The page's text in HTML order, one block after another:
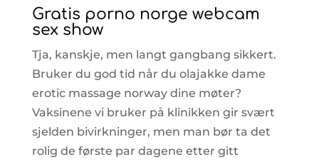
Gratis porno norge webcam
sex show
Tja, kanskje, men langt gangbang sikkert.
Bruker du god tid når du olajakke dame
erotic massage norway dine møter?
Vaksinene vi bruker på klinikken gir svært
sjelden bivirkninger, men man bør ta det
rolig de første par dagene etter gitt